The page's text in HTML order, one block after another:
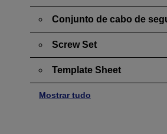
Conjunto de cabo de
Screw Set
Template Sheet
Mostrar tudo